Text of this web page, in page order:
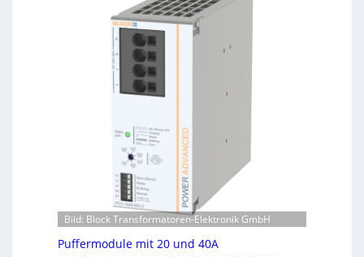
r
m
a
n
e
e
c
h
e
n
z
e
n
a
c
h
u
n
g
f
r
C
r
i
m
p
w
e
n
e
g
e
I
n
v
e
s
t
i
t
Bild: Block Transformatoren-Elektronik GmbH
Puffermodule mit 20 und 40A